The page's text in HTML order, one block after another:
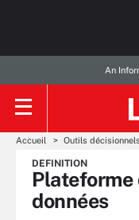
An
Accueil Outils
DEFINITION
Plateforme
données